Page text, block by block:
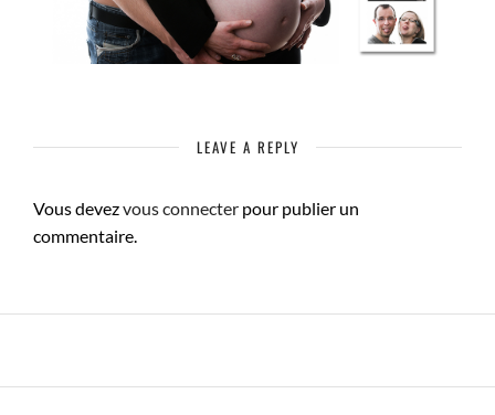
LEAVE A REPLY
Vous devezvous connecter pour publier un
commentaire.